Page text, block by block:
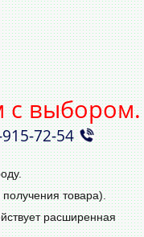
с выбором.
товара).
расширенная